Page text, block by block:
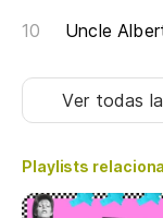
Uncle
Ver todas
Playlists